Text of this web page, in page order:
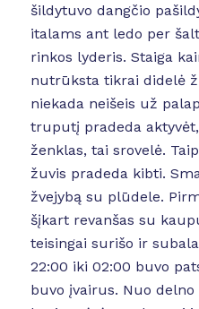
šildytuvo dangčio
italams ant ledo per
rinkos lyderis. Staiga
nutrūksta tikrai didelė
niekada neišeis už
truputį pradeda
ženklas, tai srovelė.
žuvis pradeda kibti.
žvejybą su plūdele.
šįkart revanšas su
teisingai surišo ir
22:00 iki 02:00 buvo
buvo įvairus. Nuo